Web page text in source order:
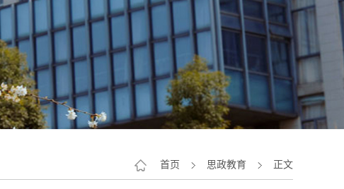
首页 思政教育 正文